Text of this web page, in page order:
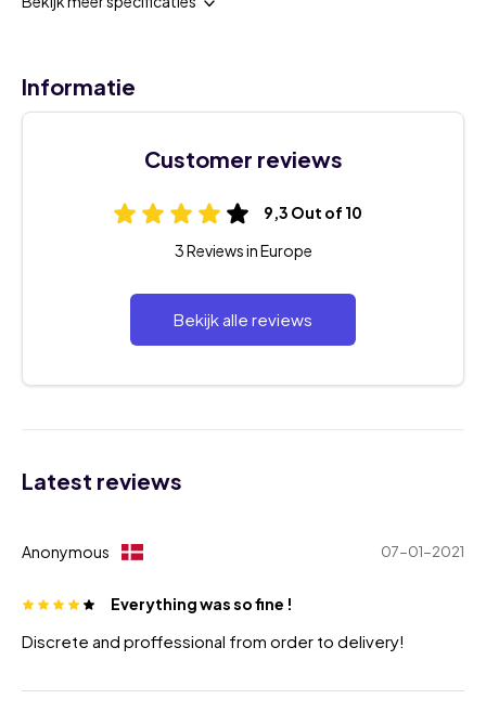
Informatie
Customer reviews
9,3 Out of 10
3 Reviews in Europe
Bekijk alle reviews
Latest reviews
Anonymous 07-01-2021
Everything was so fine !
Discrete and proffessional from order to delivery!